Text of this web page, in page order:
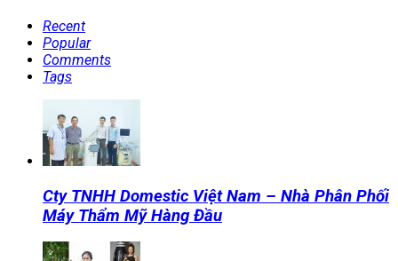
Recent
Popular
Comments
Tags
Cty TNHH Domestic Việt Nam – Nhà Phân Phối
Máy Thẩm Mỹ Hàng Đầu